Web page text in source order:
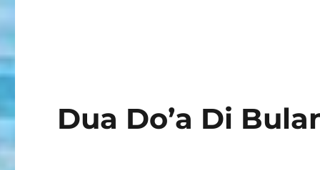
Dua Do’a Di